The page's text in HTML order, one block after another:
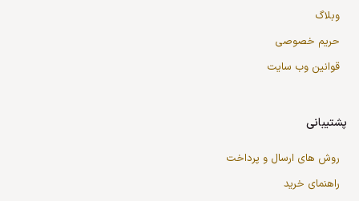
وبلاگ
حریم خصوصی
قوانین وب سایت
پشتیبانی
روش های ارسال و پرداخت
راهنمای خرید